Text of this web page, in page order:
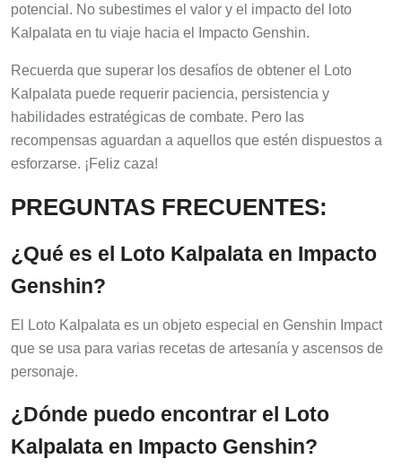
potencial. No subestimes el valor y el impacto del loto
Kalpalata en tu viaje hacia el Impacto Genshin.
Recuerda que superar los desafíos de obtener el Loto
Kalpalata puede requerir paciencia, persistencia y
habilidades estratégicas de combate. Pero las
recompensas aguardan a aquellos que estén dispuestos a
esforzarse. ¡Feliz caza!
PREGUNTAS FRECUENTES:
¿Qué es el Loto Kalpalata en Impacto
Genshin?
El Loto Kalpalata es un objeto especial en Genshin Impact
que se usa para varias recetas de artesanía y ascensos de
personaje.
¿Dónde puedo encontrar el Loto
Kalpalata en Impacto Genshin?